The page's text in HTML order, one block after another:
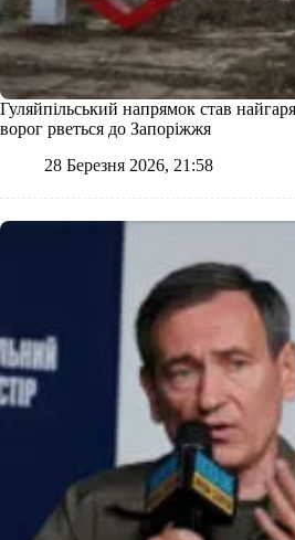
Гуляйпільський напрямок став
ворог рветься до Запоріжжя
28 Березня 2026, 21:58